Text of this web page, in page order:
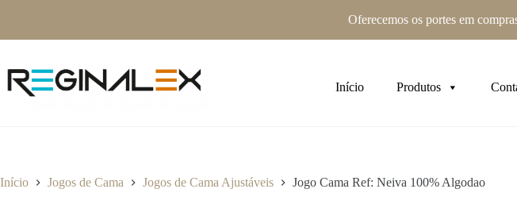
Oferecemos os portes em
Início Produtos
Início Jogos de Cama Jogos de Cama Ajustáveis Jogo Cama Ref: Neiva 100% Algodao